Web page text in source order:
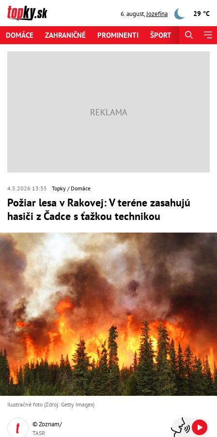
6. august,Jozefína 29 °C
DOMÁCE ZAHRANIČNÉ PROMINENTI ŠPORT
4.5.2026 13:35 Topky Domáce
Požiar lesa v Rakovej: V teréne zasahujú
hasiči z Čadce s ťažkou technikou
Ilustračné foto (Zdroj: Getty Images)
© Zoznam/
TASR